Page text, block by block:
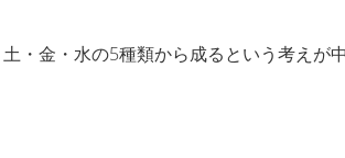
・金・水の5種類から成るという考えが中